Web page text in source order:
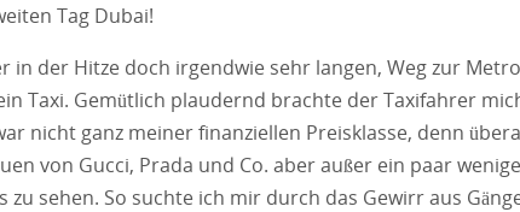
Tag Dubai!
in der Hitze doch irgendwie sehr langen, Weg zur
Taxi. Gemütlich plaudernd brachte der Taxifahrer
nicht ganz meiner finanziellen Preisklasse, denn
von Gucci, Prada und Co. aber außer ein paar
zu sehen. So suchte ich mir durch das Gewirr aus